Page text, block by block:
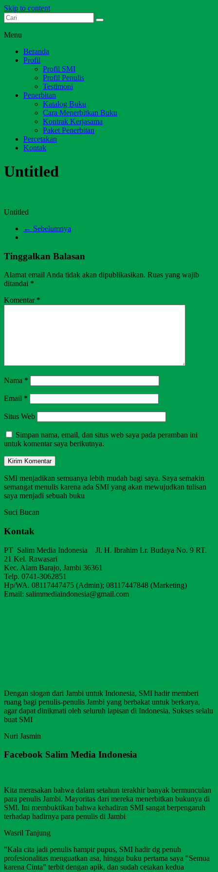
Skip to content
Dari Jambi untuk Indonesia
Menu
Beranda
Profil
Profil SMI
Profil Penulis
Testimoni
Penerbitan
Katalog Buku
Cara Menerbitkan Buku
Kontrak Kerjasama
Paket Penerbitan
Percetakan
Kontak
Untitled
Untitled
← Sebelumnya
Tinggalkan Balasan
Alamat email Anda tidak akan dipublikasikan. Ruas yang wajib
ditandai *
Komentar *
Nama *
Email *
Situs Web
Simpan nama, email, dan situs web saya pada peramban ini
untuk komentar saya berikutnya.
SMI menjadikan semuanya lebih mudah bagi saya. Saya semakin
semangat menulis karena ada SMI yang akan mewujudkan tulisan
saya menjadi sebuah buku
Suci Bucan
Kontak
PT Salim Media Indonesia Jl. H. Ibrahim Lr. Budaya No. 9 RT.
21 Kel. Rawasari
Kec. Alam Barajo, Jambi 36361
Telp. 0741-3062851
Hp/WA. 08117447475 (Admin); 08117447848 (Marketing)
Email: salimmediaindonesia@gmail.com
Dengan slogan dari Jambi untuk Indonesia, SMI hadir memberi
ruang bagi penulis-penulis Jambi yang berbakat untuk berkarya,
agar dapat dinikmati oleh seluruh lapisan di Indonesia. Sukses selalu
buat SMI
Nuri Jasmin
Facebook Salim Media Indonesia
Kita merasakan bahwa dalam setahun terakhir banyak bermunculan
para penulis Jambi. Mayoritas dari mereka menerbitkan bukunya di
SMI. Ini membuktikan bahwa kehadiran SMI sangat berpengaruh
terhadap hadirnya para penulis di Jambi
Wasril Tanjung
"Kala cita jadi penulis hampir pupus, SMI hadir dg penuh
profesionalitas menguatkan asa, hingga buku pertama saya "Semua
karena Cinta" terbit dengan apik, dan sudah cetakan kedua